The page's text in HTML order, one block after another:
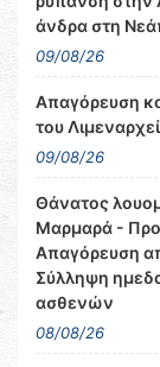
άνδρα στη
09/08/26
Απαγόρευση
του
09/08/26
Θάνατος
Μαρμαρά -
Απαγόρευση
Σύλληψη
ασθενών
08/08/26